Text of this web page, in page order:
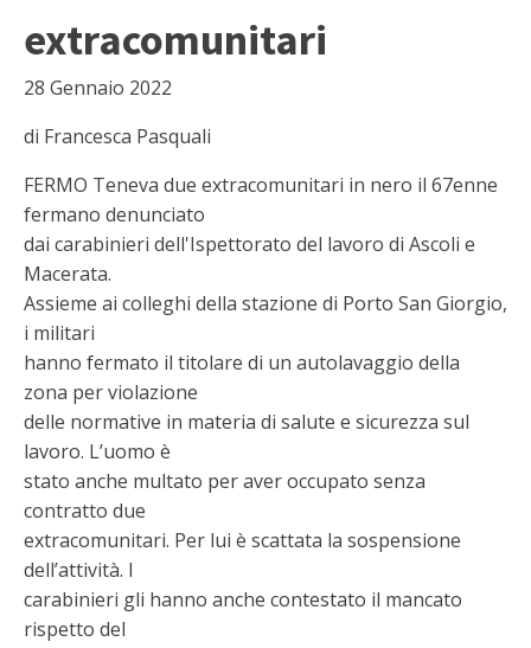
extracomunitari
28 Gennaio 2022
di Francesca Pasquali
FERMO Teneva due extracomunitari in nero il 67enne
fermano denunciato
dai carabinieri dell'Ispettorato del lavoro di Ascoli e
Macerata.
Assieme ai colleghi della stazione di Porto San Giorgio,
i militari
hanno fermato il titolare di un autolavaggio della
zona per violazione
delle normative in materia di salute e sicurezza sul
lavoro. L’uomo è
stato anche multato per aver occupato senza
contratto due
extracomunitari. Per lui è scattata la sospensione
dell’attività. I
carabinieri gli hanno anche contestato il mancato
rispetto del